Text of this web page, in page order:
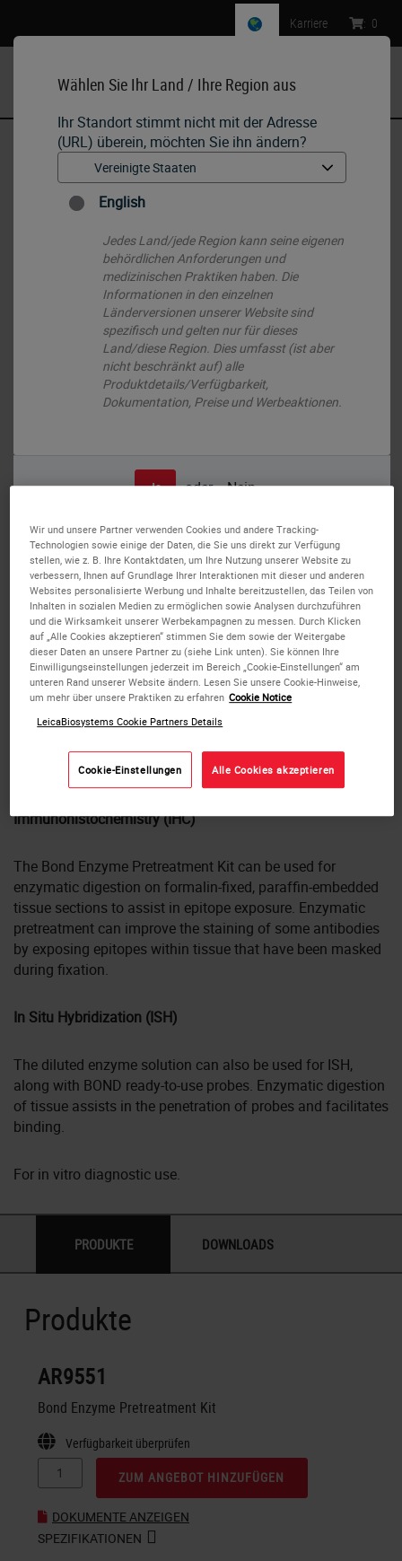
Wählen Sie Ihr Land / Ihre Region aus
Ihr Standort stimmt nicht mit der Adresse
(URL) überein, möchten Sie ihn ändern?
English
Jedes Land/jede Region kann seine eigenen
behördlichen Anforderungen und
medizinischen Praktiken haben. Die
Informationen in den einzelnen
Länderversionen unserer Website sind
spezifisch und gelten nur für dieses
Land/diese Region. Dies umfasst (ist aber
nicht beschränkt auf) alle
Produktdetails/Verfügbarkeit,
Dokumentation, Preise und Werbeaktionen.
Ja oder Nein
Karriere : 0
IHC & ISH • Ancillaries & Consumables
Enzyme Pretreatment Kit
Enzyme Pretreatment Kit
BOND ancillaries have been designed for Leica Biosystems
fully-automated BOND systems: BOND-MAX and BOND-III
systems. Used in the development and validation of BOND
ready-to-use primary antibodies and ISH probes - choose
Leica Biosystems reagents for the assurance of a quality
result in your laboratory.
BOND Enzyme Pretreatment Kit consists of an enzyme
concentrate and an enzyme diluent, which require mixing.
The enzyme is diluted before use in the BOND Open
Containers supplied. The diluted enzyme solution is used
for enzymatic digestion on the automated BOND system.
Immunohistochemistry (IHC)
The Bond Enzyme Pretreatment Kit can be used for
enzymatic digestion on formalin-fixed, paraffin-embedded
tissue sections to assist in epitope exposure. Enzymatic
pretreatment can improve the staining of some antibodies
by exposing epitopes within tissue that have been masked
during fixation.
In Situ Hybridization (ISH)
The diluted enzyme solution can also be used for ISH,
along with BOND ready-to-use probes. Enzymatic digestion
of tissue assists in the penetration of probes and facilitates
binding.
For in vitro diagnostic use.
PRODUKTE DOWNLOADS
Produkte
AR9551
Bond Enzyme Pretreatment Kit
Verfügbarkeit überprüfen
ZUM ANGEBOT HINZUFÜGEN
DOKUMENTE ANZEIGEN
SPEZIFIKATIONEN
Wir und unsere Partner verwenden Cookies und andere Tracking-
Technologien sowie einige der Daten, die Sie uns direkt zur Verfügung
stellen, wie z. B. Ihre Kontaktdaten, um Ihre Nutzung unserer Website zu
verbessern, Ihnen auf Grundlage Ihrer Interaktionen mit dieser und anderen
Websites personalisierte Werbung und Inhalte bereitzustellen, das Teilen von
Inhalten in sozialen Medien zu ermöglichen sowie Analysen durchzuführen
und die Wirksamkeit unserer Werbekampagnen zu messen. Durch Klicken
auf „Alle Cookies akzeptieren“ stimmen Sie dem sowie der Weitergabe
dieser Daten an unsere Partner zu (siehe Link unten). Sie können Ihre
Einwilligungseinstellungen jederzeit im Bereich „Cookie-Einstellungen“ am
unteren Rand unserer Website ändern. Lesen Sie unsere Cookie-Hinweise,
um mehr über unsere Praktiken zu erfahren Cookie Notice
LeicaBiosystems Cookie Partners Details
Cookie-Einstellungen Alle Cookies akzeptieren